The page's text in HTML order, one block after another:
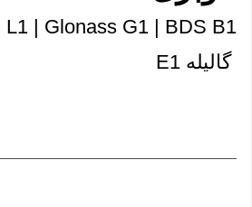
L1 | Glonass G1 | BDS B1 |
گالیله E1